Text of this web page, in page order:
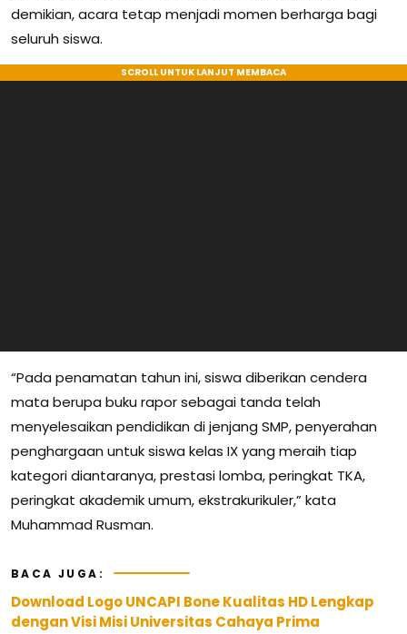
demikian, acara tetap menjadi momen berharga bagi
seluruh siswa.
“Pada penamatan tahun ini, siswa diberikan cendera
mata berupa buku rapor sebagai tanda telah
menyelesaikan pendidikan di jenjang SMP, penyerahan
penghargaan untuk siswa kelas IX yang meraih tiap
kategori diantaranya, prestasi lomba, peringkat TKA,
peringkat akademik umum, ekstrakurikuler,” kata
Muhammad Rusman.
BACA JUGA:
Download Logo UNCAPI Bone Kualitas HD Lengkap
dengan Visi Misi Universitas Cahaya Prima